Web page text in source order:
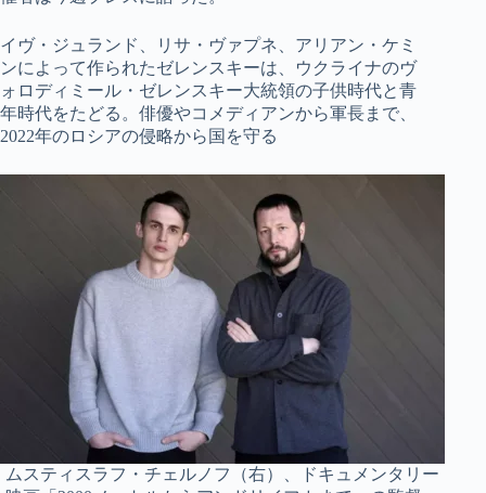
イヴ・ジュランド、リサ・ヴァプネ、アリアン・ケミ
ンによって作られたゼレンスキーは、ウクライナのヴ
ォロディミール・ゼレンスキー大統領の子供時代と青
年時代をたどる。俳優やコメディアンから軍長まで、
2022年のロシアの侵略から国を守る
ムスティスラフ・チェルノフ（右）、ドキュメンタリー